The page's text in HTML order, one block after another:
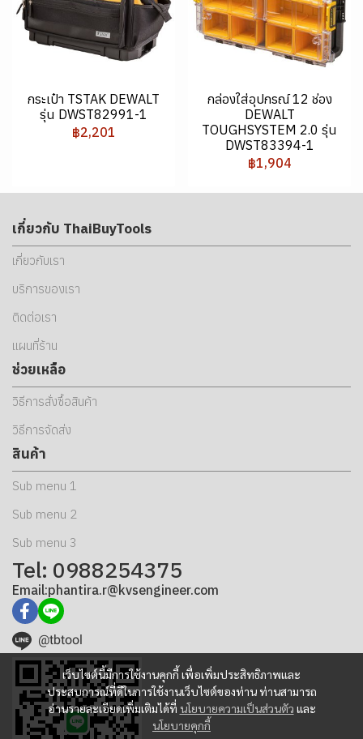
กระเป๋า TSTAK DEWALT
รุ่น DWST82991-1
฿2,201
กล่องใส่อุปกรณ์ 12 ช่อง
DEWALT
TOUGHSYSTEM 2.0 รุ่น
DWST83394-1
฿1,904
เว็บไซต์นี้มีการใช้งานคุกกี้ เพื่อเพิ่มประสิทธิภาพและ
ประสบการณ์ที่ดีในการใช้งานเว็บไซต์ของท่าน ท่านสามารถ
อ่านรายละเอียดเพิ่มเติมได้ที่ นโยบายความเป็นส่วนตัว และ
นโยบายคุกกี้
เกี่ยวกับ ThaiBuyTools
เกี่ยวกับเรา
บริการของเรา
ติดต่อเรา
แผนที่ร้าน
ช่วยเหลือ
วิธีการสั่งซื้อสินค้า
วิธีการจัดส่ง
สินค้า
Sub menu 1
Sub menu 2
Sub menu 3
Tel: 0988254375
Email:phantira.r@kvsengineer.com
@tbtool